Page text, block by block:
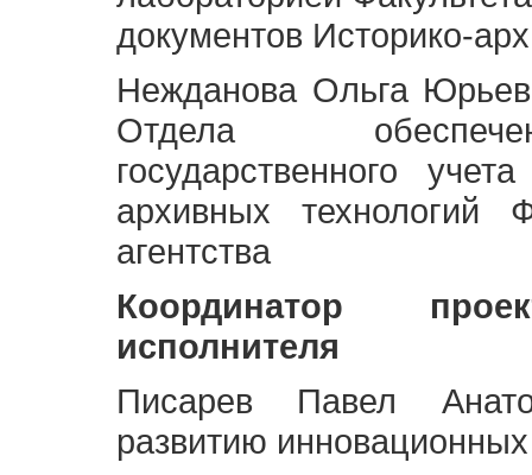
документов Историко-
Нежданова Ольга
Отдела
государственного
архивных технологий
агентства
Координатор
исполнителя
Писарев Павел
развитию